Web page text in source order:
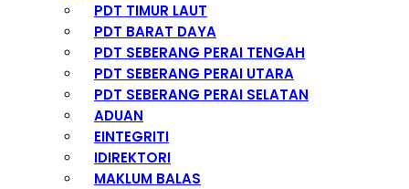
PDT TIMUR LAUT
PDT BARAT DAYA
PDT SEBERANG PERAI TENGAH
PDT SEBERANG PERAI UTARA
PDT SEBERANG PERAI SELATAN
ADUAN
EINTEGRITI
IDIREKTORI
MAKLUM BALAS